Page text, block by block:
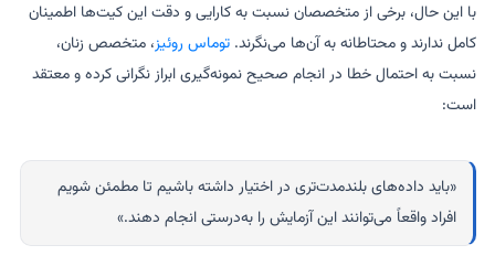
با این حال، برخی از متخصصان نسبت به کارایی و دقت این کیت‌ها اطمینان
کامل ندارند و محتاطانه به آن‌ها می‌نگرند.توماس روئیز، متخصص زنان،
نسبت به احتمال خطا در انجام صحیح نمونه‌گیری ابراز نگرانی کرده و معتقد
است:
«باید داده‌های بلندمدت‌تری در اختیار داشته باشیم تا مطمئن شویم
افراد واقعاً می‌توانند این آزمایش را به‌درستی انجام دهند.»